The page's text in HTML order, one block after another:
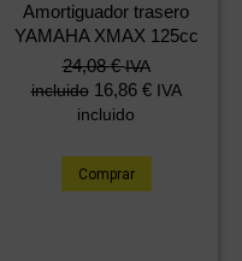
Amortiguador trasero
YAMAHA XMAX 125cc
24,08€ IVA
incluido 16,86 € IVA
incluido
Comprar